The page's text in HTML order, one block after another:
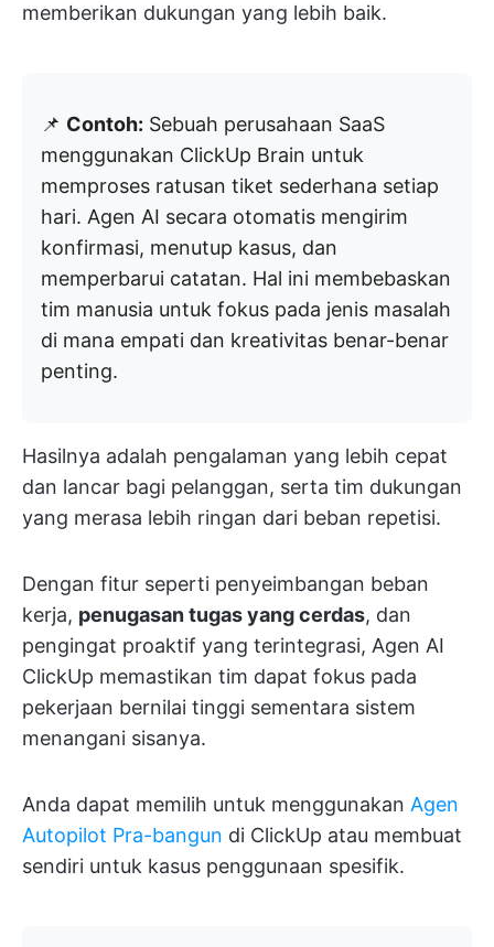
memberikan dukungan yang lebih baik.
📌 Contoh: Sebuah perusahaan SaaS
menggunakan ClickUp Brain untuk
memproses ratusan tiket sederhana setiap
hari. Agen AI secara otomatis mengirim
konfirmasi, menutup kasus, dan
memperbarui catatan. Hal ini membebaskan
tim manusia untuk fokus pada jenis masalah
di mana empati dan kreativitas benar-benar
penting.
Hasilnya adalah pengalaman yang lebih cepat
dan lancar bagi pelanggan, serta tim dukungan
yang merasa lebih ringan dari beban repetisi.
Dengan fitur seperti penyeimbangan beban
kerja, penugasan tugas yang cerdas, dan
pengingat proaktif yang terintegrasi, Agen AI
ClickUp memastikan tim dapat fokus pada
pekerjaan bernilai tinggi sementara sistem
menangani sisanya.
Anda dapat memilih untuk menggunakan Agen
Autopilot Pra-bangun di ClickUp atau membuat
sendiri untuk kasus penggunaan spesifik.